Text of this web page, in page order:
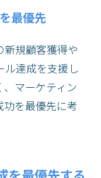
最優先
規顧客獲得や
ル達成を支援し
、マーケティン
功を最優先に考